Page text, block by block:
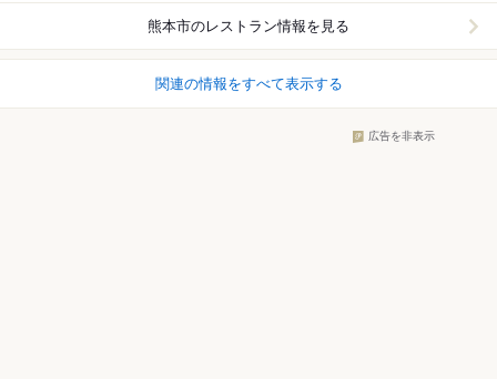
熊本市のレストラン情報を見る
関連の情報をすべて表示する
広告を非表示